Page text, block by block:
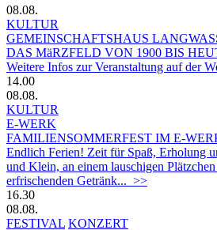
08.08.
KULTUR
GEMEINSCHAFTSHAUS
DAS MäRZFELD VON 1900 BIS
Weitere Infos zur Veranstaltung auf der
14.00
08.08.
KULTUR
E-WERK
FAMILIENSOMMERFEST IM E-
Endlich Ferien! Zeit für Spaß, Erholung
und Klein, an einem lauschigen
erfrischenden Getränk... >>
16.30
08.08.
FESTIVAL KONZERT